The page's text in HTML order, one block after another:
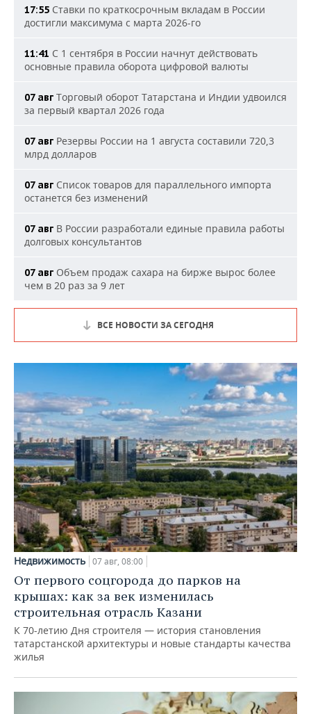
17:55 Ставки по краткосрочным вкладам в России
достигли максимума с марта 2026-го
11:41 С 1 сентября в России начнут действовать
основные правила оборота цифровой валюты
07 авг Торговый оборот Татарстана и Индии удвоился
за первый квартал 2026 года
07 авг Резервы России на 1 августа составили 720,3
млрд долларов
07 авг Список товаров для параллельного импорта
останется без изменений
07 авг В России разработали единые правила работы
долговых консультантов
07 авг Объем продаж сахара на бирже вырос более
чем в 20 раз за 9 лет
ВСЕ НОВОСТИ ЗА СЕГОДНЯ
Недвижимость 07 авг, 08:00
От первого соцгорода до парков на
крышах: как за век изменилась
строительная отрасль Казани
К 70-летию Дня строителя — история становления
татарстанской архитектуры и новые стандарты качества
жилья